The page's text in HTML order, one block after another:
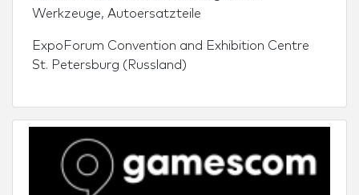
Werkzeuge, Autoersatzteile
ExpoForum Convention and Exhibition Centre
St. Petersburg (Russland)